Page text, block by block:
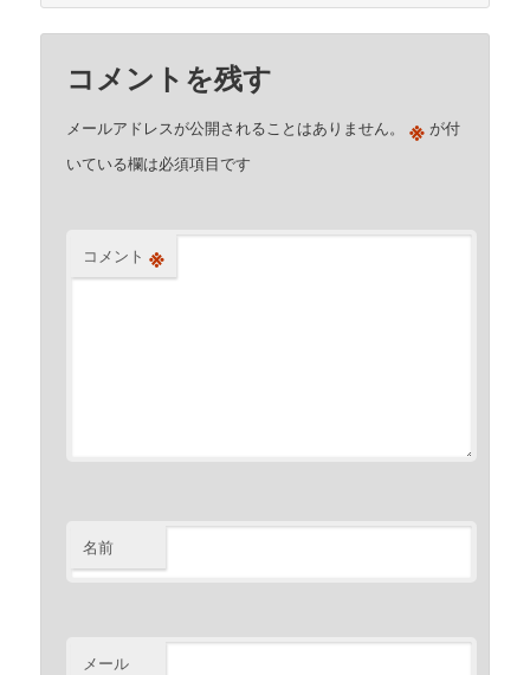
コメントを残す
メールアドレスが公開されることはありません。 ※ が付
いている欄は必須項目です
コメント ※
名前
メール